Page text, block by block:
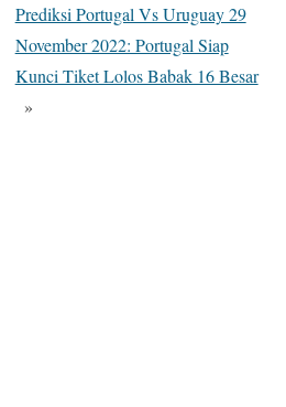
Prediksi Portugal Vs Uruguay 29
November 2022: Portugal Siap
Kunci Tiket Lolos Babak 16 Besar
»